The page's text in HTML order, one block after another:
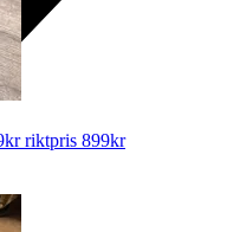
riktpris 899kr